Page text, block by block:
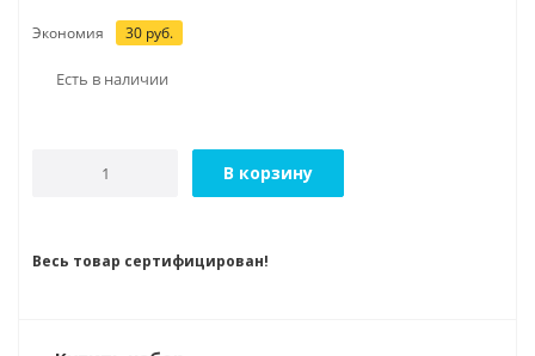
Экономия 30 руб.
Есть в наличии
В корзину
Весь товар сертифицирован!